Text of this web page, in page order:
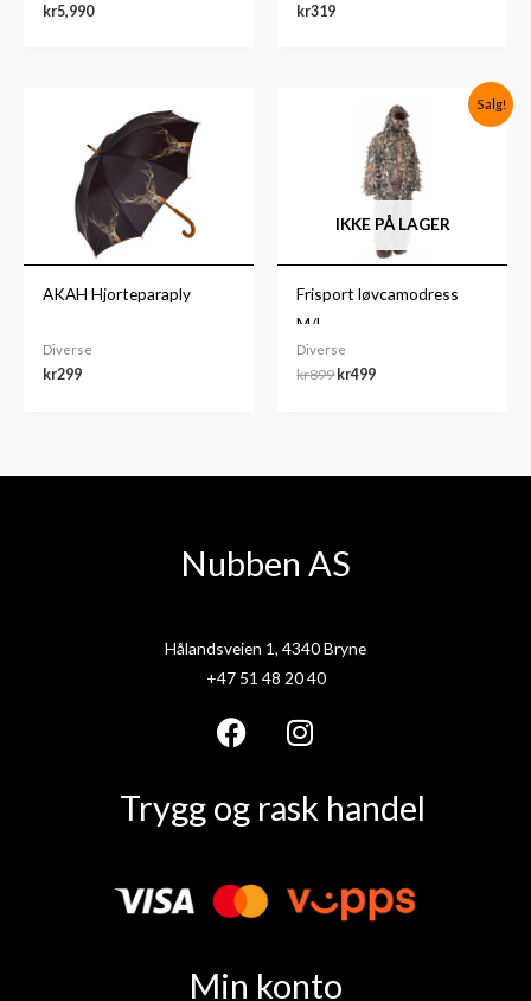
kr5,990 kr319
AKAH Hjorteparaply
Diverse
kr299
Salg!
IKKE PÅ LAGER
Frisport løvcamodress
M/L
Diverse
kr899
kr899.
kr499
pris
er:
kr499.
Nubben AS
Hålandsveien 1, 4340 Bryne
+47 51 48 20 40
F
c
b
o
I
n
s
g
Trygg og rask handel
Min konto